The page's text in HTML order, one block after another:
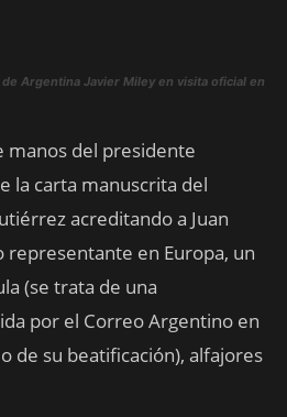
Argentina Javier Miley en visita oficial en
manos del presidente
la carta manuscrita del
acreditando a Juan
representante en Europa, un
(se trata de una
por el Correo Argentino en
de su beatificación), alfajores